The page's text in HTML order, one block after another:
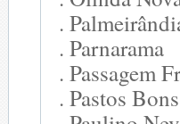
.
. Parnarama
. Passagem
. Pastos Bons